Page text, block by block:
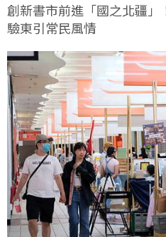
創新書市前進「國之北疆
驗東引常民風情